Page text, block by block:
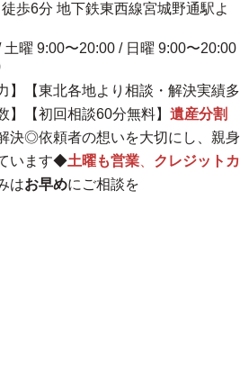
歩6分 地下鉄東西線宮城野通駅よ
曜 9:00〜20:00 / 日曜 9:00〜20:00
】【東北各地より相談・解決実績多
【初回相談60分無料】 遺産分割
決◎依頼者の想いを大切にし、親身
います◆土曜も営業
クレジットカ
はお早めにご相談を